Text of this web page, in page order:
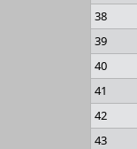
38
39
40
41
42
43